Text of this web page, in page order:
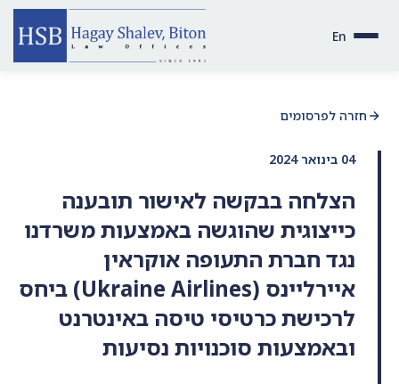
En
חזרה לפרסומים
04 בינואר 2024
הצלחה בבקשה לאישור תובענה
כייצוגית שהוגשה באמצעות משרדנו
נגד חברת התעופה אוקראין
איירליינס (Ukraine Airlines) ביחס
לרכישת כרטיסי טיסה באינטרנט
ובאמצעות סוכנויות נסיעות